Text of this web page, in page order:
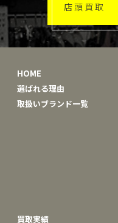
店頭買取
HOME
選ばれる理由
取扱いブランド一覧
買取実績